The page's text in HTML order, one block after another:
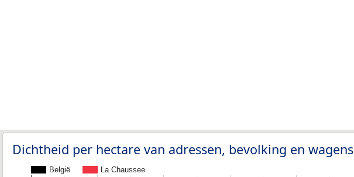
Dichtheid per hectare van adressen, bevolking en wagens
België La Chaussee